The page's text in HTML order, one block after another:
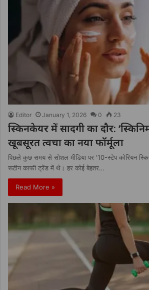
Editor January 1, 2026 0 23
स्किनकेयर में सादगी का दौर:
खूबसूरत त्वचा का नया फॉर्मूला
पिछले कुछ समय से सोशल मीडिया पर '10-स्टेप कोरियन
रूटीन काफी ट्रेंड में थे। हर कोई बेहतर…
Read More »